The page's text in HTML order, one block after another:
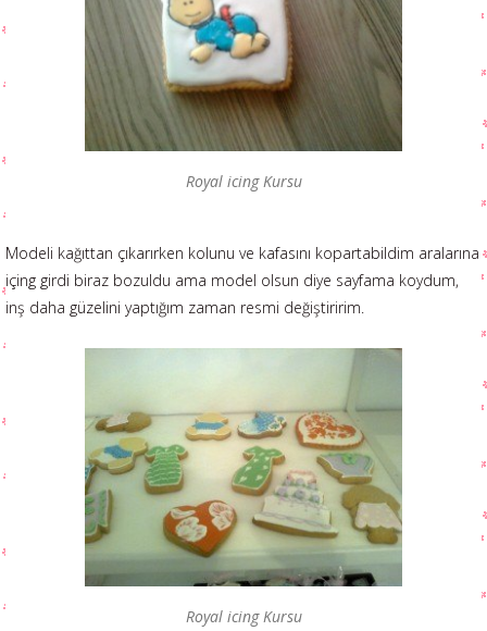
Royal icing Kursu
Modeli kağıttan çıkarırken kolunu ve kafasını kopartabildim aralarına
içing girdi biraz bozuldu ama model olsun diye sayfama koydum,
inş daha güzelini yaptığım zaman resmi değiştiririm.
Royal icing Kursu